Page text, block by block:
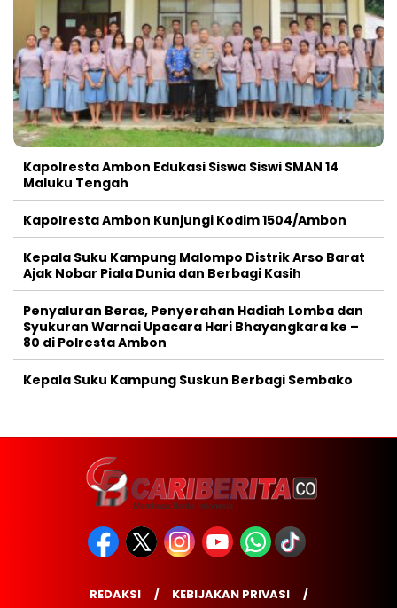
Kapolresta Ambon Edukasi Siswa Siswi SMAN 14
Maluku Tengah
Kapolresta Ambon Kunjungi Kodim 1504/Ambon
Kepala Suku Kampung Malompo Distrik Arso Barat
Ajak Nobar Piala Dunia dan Berbagi Kasih
Penyaluran Beras, Penyerahan Hadiah Lomba dan
Syukuran Warnai Upacara Hari Bhayangkara ke –
80 di Polresta Ambon
Kepala Suku Kampung Suskun Berbagi Sembako
REDAKSI KEBIJAKAN PRIVASI